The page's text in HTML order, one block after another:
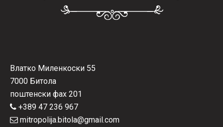
Влатко Миленкоски 55
7000 Битола
поштенски фах 201
+389 47 236 967
mitropolija.bitola@gmail.com